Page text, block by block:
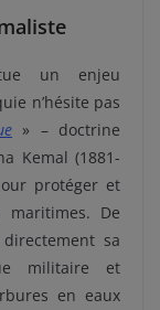
un enjeu
n’hésite pas
» – doctrine
Kemal (1881-
protéger et
De
sa
militaire et
en eaux